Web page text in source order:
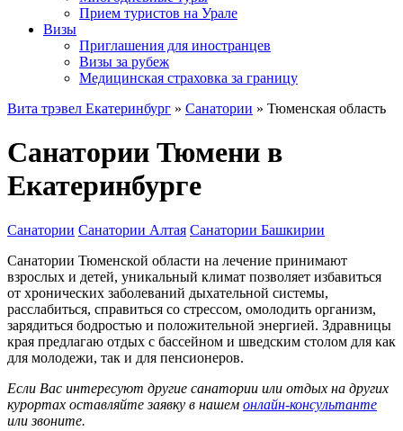
Прием туристов на Урале
Визы
Приглашения для иностранцев
Визы за рубеж
Медицинская страховка за границу
Вита трэвел Екатеринбург » Санатории » Тюменская область
Санатории Тюмени в
Екатеринбурге
Санатории Санатории Алтая Санатории Башкирии
Санатории Тюменской области на лечение принимают
взрослых и детей, уникальный климат позволяет избавиться
от хронических заболеваний дыхательной системы,
расслабиться, справиться со стрессом, омолодить организм,
зарядиться бодростью и положительной энергией. Здравницы
края предлагаю отдых с бассейном и шведским столом для как
для молодежи, так и для пенсионеров.
Если Вас интересуют другие санатории или отдых на других
курортах оставляйте заявку в нашем онлайн-консультанте
или звоните.